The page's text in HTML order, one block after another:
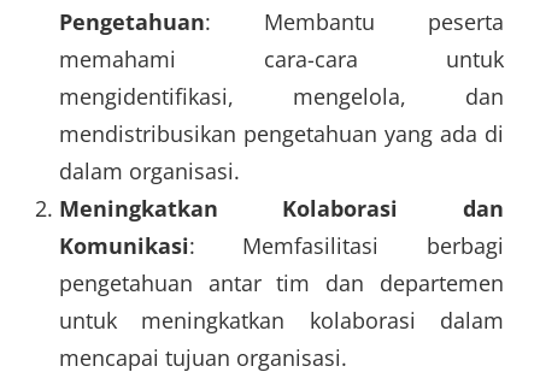
Pengetahuan: Membantu peserta
memahami cara-cara untuk
mengidentifikasi, mengelola, dan
mendistribusikan pengetahuan yang ada di
dalam organisasi.
Meningkatkan Kolaborasi dan
Komunikasi: Memfasilitasi berbagi
pengetahuan antar tim dan departemen
untuk meningkatkan kolaborasi dalam
mencapai tujuan organisasi.